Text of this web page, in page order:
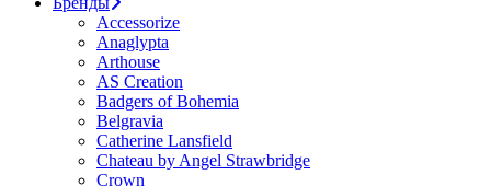
Accessorize
Anaglypta
Arthouse
AS Creation
Badgers of Bohemia
Belgravia
Catherine Lansfield
Chateau by Angel Strawbridge
Crown